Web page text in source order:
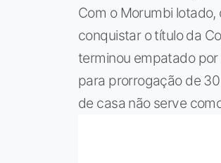
Com o Morumbi
conquistar o título da
terminou empatado por
para prorrogação de
de casa não serve